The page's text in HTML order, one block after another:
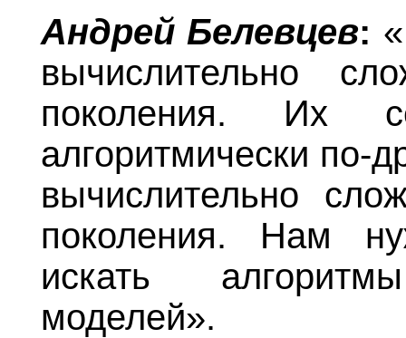
Андрей Белевцев:
вычислительно
поколения. Их
алгоритмически по-
вычислительно
поколения. Нам
искать
моделей».